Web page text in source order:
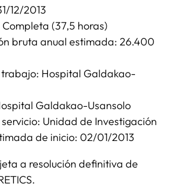
12/2013
(37,5 horas)
bruta anual estimada: 26.400
Hospital Galdakao-
Galdakao-Usansolo
Unidad de Investigación
de inicio: 02/01/2013
a resolución definitiva de